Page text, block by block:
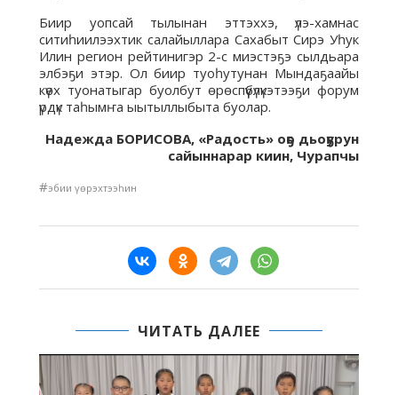
Биир уопсай тылынан эттэххэ, үлэ-хамнас
ситиһиилээхтик салайыллара Сахабыт Сирэ Уһук
Илин регион рейтинигэр 2-с миэстэҕэ сылдьара
элбэҕи этэр. Ол биир туоһутунан Мындаҕаайы
күөх туонатыгар буолбут өрөспүүбүлүкэтээҕи форум
үрдүк таһымҥа ыытыллыбыта буолар.
Надежда БОРИСОВА, «Радость» оҕо дьоҕурун
сайыннарар киин, Чурапчы
#эбии үөрэхтээһин
ЧИТАТЬ ДАЛЕЕ